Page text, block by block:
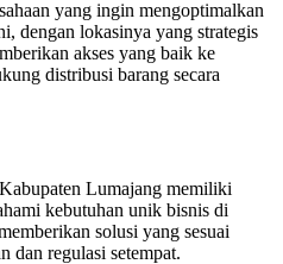
yang ingin mengoptimalkan
dengan lokasinya yang strategis
akses yang baik ke
distribusi barang secara
Lumajang memiliki
kebutuhan unik bisnis di
solusi yang sesuai
dan regulasi setempat.